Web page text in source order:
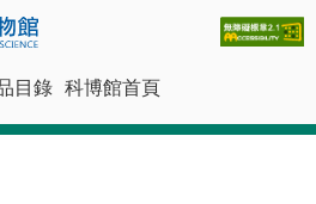
目錄 科博館首頁